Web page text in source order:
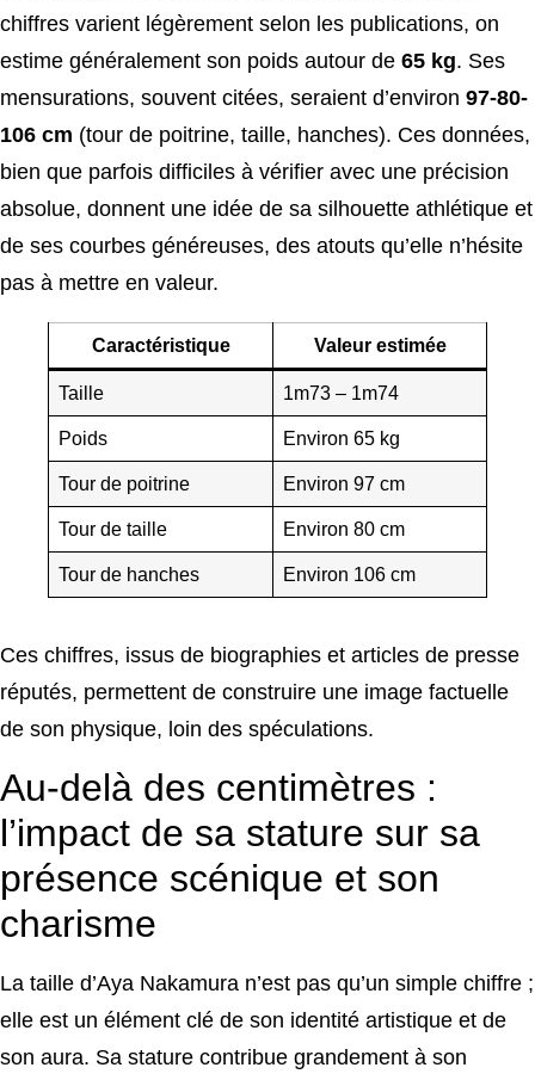
chiffres varient légèrement selon les publications, on
estime généralement son poids autour de 65 kg. Ses
mensurations, souvent citées, seraient d’environ 97-80-
106 cm (tour de poitrine, taille, hanches). Ces données,
bien que parfois difficiles à vérifier avec une précision
absolue, donnent une idée de sa silhouette athlétique et
de ses courbes généreuses, des atouts qu’elle n’hésite
pas à mettre en valeur.
Caractéristique Valeur estimée
Taille 1m73 – 1m74
Poids Environ 65 kg
Tour de poitrine Environ 97 cm
Tour de taille Environ 80 cm
Tour de hanches Environ 106 cm
Ces chiffres, issus de biographies et articles de presse
réputés, permettent de construire une image factuelle
de son physique, loin des spéculations.
Au-delà des centimètres :
l’impact de sa stature sur sa
présence scénique et son
charisme
La taille d’Aya Nakamura n’est pas qu’un simple chiffre ;
elle est un élément clé de son identité artistique et de
son aura. Sa stature contribue grandement à son